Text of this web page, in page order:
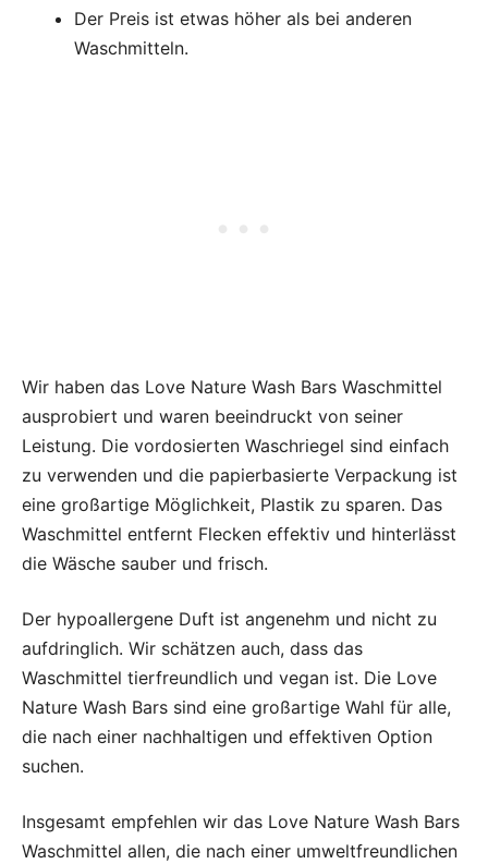
Der Preis ist etwas höher als bei anderen
Waschmitteln.
Wir haben das Love Nature Wash Bars Waschmittel
ausprobiert und waren beeindruckt von seiner
Leistung. Die vordosierten Waschriegel sind einfach
zu verwenden und die papierbasierte Verpackung ist
eine großartige Möglichkeit, Plastik zu sparen. Das
Waschmittel entfernt Flecken effektiv und hinterlässt
die Wäsche sauber und frisch.
Der hypoallergene Duft ist angenehm und nicht zu
aufdringlich. Wir schätzen auch, dass das
Waschmittel tierfreundlich und vegan ist. Die Love
Nature Wash Bars sind eine großartige Wahl für alle,
die nach einer nachhaltigen und effektiven Option
suchen.
Insgesamt empfehlen wir das Love Nature Wash Bars
Waschmittel allen, die nach einer umweltfreundlichen